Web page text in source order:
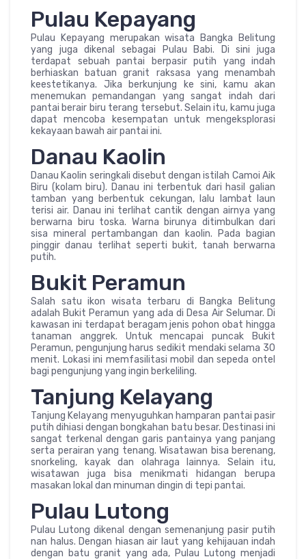
Pulau Kepayang
Pulau Kepayang merupakan wisata Bangka Belitung
yang juga dikenal sebagai Pulau Babi. Di sini juga
terdapat sebuah pantai berpasir putih yang indah
berhiaskan batuan granit raksasa yang menambah
keestetikanya. Jika berkunjung ke sini, kamu akan
menemukan pemandangan yang sangat indah dari
pantai berair biru terang tersebut. Selain itu, kamu juga
dapat mencoba kesempatan untuk mengeksplorasi
kekayaan bawah air pantai ini.
Danau Kaolin
Danau Kaolin seringkali disebut dengan istilah Camoi Aik
Biru (kolam biru). Danau ini terbentuk dari hasil galian
tamban yang berbentuk cekungan, lalu lambat laun
terisi air. Danau ini terlihat cantik dengan airnya yang
berwarna biru toska. Warna birunya ditimbulkan dari
sisa mineral pertambangan dan kaolin. Pada bagian
pinggir danau terlihat seperti bukit, tanah berwarna
putih.
Bukit Peramun
Salah satu ikon wisata terbaru di Bangka Belitung
adalah Bukit Peramun yang ada di Desa Air Selumar. Di
kawasan ini terdapat beragam jenis pohon obat hingga
tanaman anggrek. Untuk mencapai puncak Bukit
Peramun, pengunjung harus sedikit mendaki selama 30
menit. Lokasi ini memfasilitasi mobil dan sepeda ontel
bagi pengunjung yang ingin berkeliling.
Tanjung Kelayang
Tanjung Kelayang menyuguhkan hamparan pantai pasir
putih dihiasi dengan bongkahan batu besar. Destinasi ini
sangat terkenal dengan garis pantainya yang panjang
serta perairan yang tenang. Wisatawan bisa berenang,
snorkeling, kayak dan olahraga lainnya. Selain itu,
wisatawan juga bisa menikmati hidangan berupa
masakan lokal dan minuman dingin di tepi pantai.
Pulau Lutong
Pulau Lutong dikenal dengan semenanjung pasir putih
nan halus. Dengan hiasan air laut yang kehijauan indah
dengan batu granit yang ada, Pulau Lutong menjadi